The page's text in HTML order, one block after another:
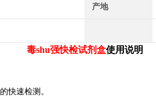
产地
毒shu强快检试剂盒使用说明
的快速检测。